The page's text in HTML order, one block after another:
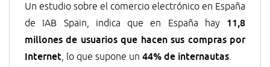
Un estudio sobre el comercio electrónico en España
de IAB Spain, indica que en España hay 11,8
millones de usuarios que hacen sus compras por
Internet, lo que supone un 44% de internautas.